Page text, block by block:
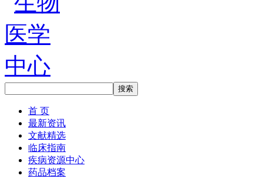
首 页
最新资讯
文献精选
临床指南
疾病资源中心
药品档案